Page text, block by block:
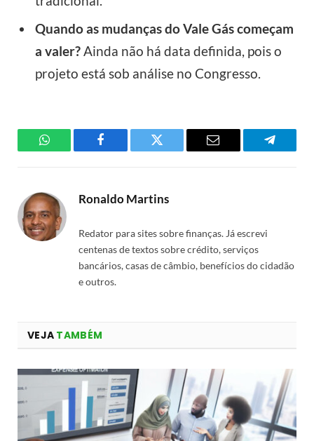
Quando as mudanças do Vale Gás começam
a valer?Ainda não há data definida, pois o
projeto está sob análise no Congresso.
WhatsAppFacebook Twitter Email
Ronaldo Martins
Redator para sites sobre finanças. Já escrevi
centenas de textos sobre crédito, serviços
bancários, casas de câmbio, benefícios do cidadão
e outros.
VEJA TAMBÉM